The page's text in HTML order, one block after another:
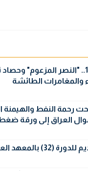
8 آب 1988.. "النصر المزعوم"
والمغامرات الطائشة
رحمة النفط والهيمنة
العراق إلى ورقة
بالمعهد العالي للأمن